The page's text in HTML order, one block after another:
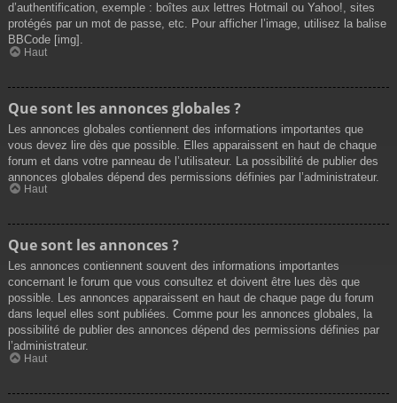
d’authentification, exemple : boîtes aux lettres Hotmail ou Yahoo!, sites
protégés par un mot de passe, etc. Pour afficher l’image, utilisez la balise
BBCode [img].
Haut
Que sont les annonces globales ?
Les annonces globales contiennent des informations importantes que
vous devez lire dès que possible. Elles apparaissent en haut de chaque
forum et dans votre panneau de l’utilisateur. La possibilité de publier des
annonces globales dépend des permissions définies par l’administrateur.
Haut
Que sont les annonces ?
Les annonces contiennent souvent des informations importantes
concernant le forum que vous consultez et doivent être lues dès que
possible. Les annonces apparaissent en haut de chaque page du forum
dans lequel elles sont publiées. Comme pour les annonces globales, la
possibilité de publier des annonces dépend des permissions définies par
l’administrateur.
Haut